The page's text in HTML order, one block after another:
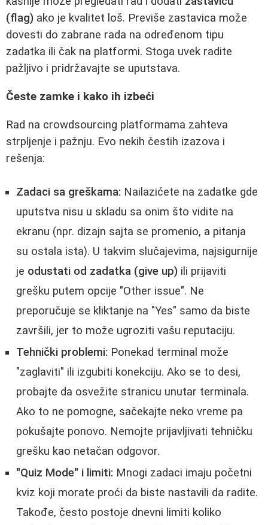
(flag) ako je kvalitet loš. Previše zastavica može
dovesti do zabrane rada na određenom tipu
zadatka ili čak na platformi. Stoga uvek radite
pažljivo i pridržavajte se uputstava.
Česte zamke i kako ih izbeći
Rad na crowdsourcing platformama zahteva
strpljenje i pažnju. Evo nekih čestih izazova i
rešenja:
Zadaci sa greškama: Nailazićete na zadatke gde
uputstva nisu u skladu sa onim što vidite na
ekranu (npr. dizajn sajta se promenio, a pitanja
su ostala ista). U takvim slučajevima, najsigurnije
je odustati od zadatka (give up) ili prijaviti
grešku putem opcije "Other issue". Ne
preporučuje se kliktanje na "Yes" samo da biste
završili, jer to može ugroziti vašu reputaciju.
Tehnički problemi: Ponekad terminal može
"zaglaviti" ili izgubiti konekciju. Ako se to desi,
probajte da osvežite stranicu unutar terminala.
Ako to ne pomogne, sačekajte neko vreme pa
pokušajte ponovo. Nemojte prijavljivati tehničku
grešku kao netačan odgovor.
"Quiz Mode" i limiti: Mnogi zadaci imaju početni
kviz koji morate proći da biste nastavili da radite.
Takođe, često postoje dnevni limiti koliko